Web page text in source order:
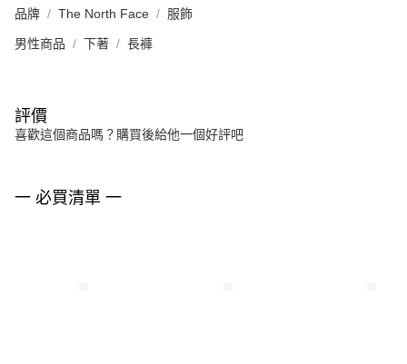
品牌 The North Face 服飾
男性商品 下著 長褲
評價
喜歡這個商品嗎？購買後給他一個好評吧
一 必買清單 一